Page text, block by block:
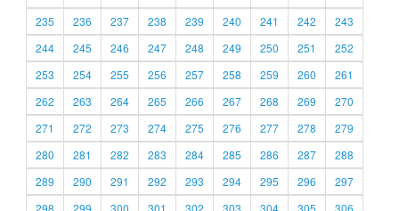
235
236 237 238 239 240 241 242
243
244
245 246 247 248 249 250 251
252
253
254 255 256 257 258 259 260
261
262
263 264 265 266 267 268 269
270
271
272 273 274 275 276 277 278
279
280
281 282 283 284 285 286 287
288
289
290 291 292 293 294 295 296
297
298
299 300 301 302 303 304 305 306